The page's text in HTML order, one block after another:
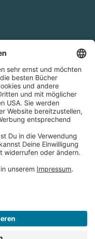
innerhalb
Deutschlands
36, D-70182